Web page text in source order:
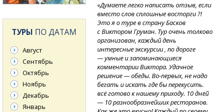
«Думаете легко написать отзыв, если
вместо слов сплошные восторги ?!
Это я о туре в страну Басков
с Виктором Груман. Тур очень толково
организован, каждый день
интересные экскурсии , по дороге
— умные и запоминающиеся
комментарии Виктора. Удачное
решение— обеды.Во-первых, не надо
бегать и искать где бы перекусить.
всё готово к нашему приходу. 10 дней
— 10 разнообразнейших ресторанов.
ТУРЫ ПО ДАТАМ
Август
Сентябрь
Октябрь
Ноябрь
Декабрь
Январь